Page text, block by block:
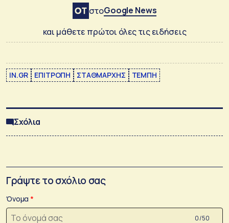
στοGoogle News
και μάθετε πρώτοι όλες τις ειδήσεις
IN.GR ΕΠΙΤΡΟΠΗ ΣΤΑΘΜΑΡΧΗΣ ΤΕΜΠΗ
Σχόλια
Γράψτε το σχόλιο σας
Όνομα
0 /50